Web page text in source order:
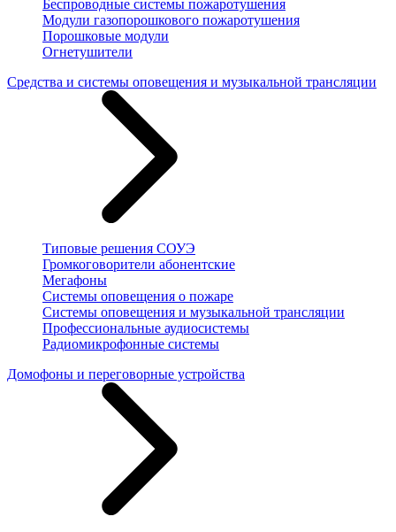
Беспроводные системы пожаротушения
Модули газопорошкового пожаротушения
Порошковые модули
Огнетушители
Средства и системы оповещения и музыкальной трансляции
Типовые решения СОУЭ
Громкоговорители абонентские
Мегафоны
Системы оповещения о пожаре
Системы оповещения и музыкальной трансляции
Профессиональные аудиосистемы
Радиомикрофонные системы
Домофоны и переговорные устройства